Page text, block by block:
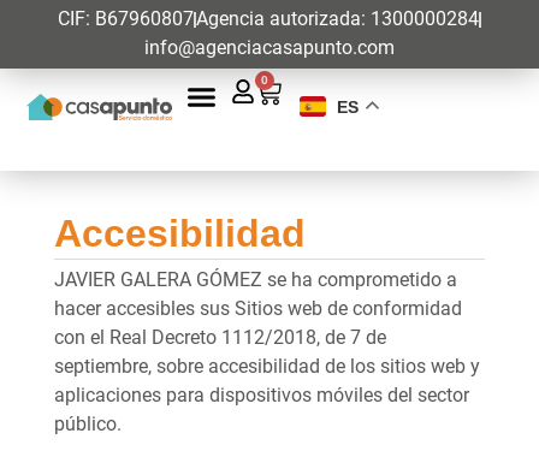
CIF: B67960807Agencia autorizada: 1300000284
info@agenciacasapunto.com
0
ES
Accesibilidad
JAVIER GALERA GÓMEZ se ha comprometido a
hacer accesibles sus Sitios web de conformidad
con el Real Decreto 1112/2018, de 7 de
septiembre, sobre accesibilidad de los sitios web y
aplicaciones para dispositivos móviles del sector
público.